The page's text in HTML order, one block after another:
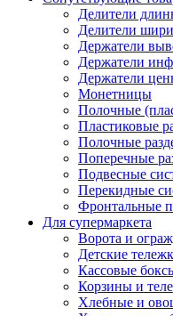
Делители
Делители
Держатели
Держатели
Держатели
Монетницы
Полочные
Пластиковые
Полочные
Поперечные
Подвесные
Перекидные
Фронтальные
Для супермаркета
Ворота и
Детские
Кассовые
Корзины и
Хлебные и